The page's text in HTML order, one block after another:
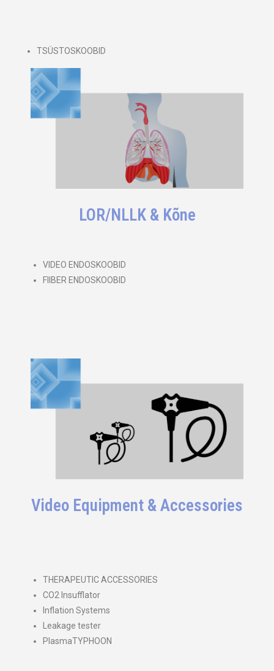
TSÜSTOSKOOBID
LOR/NLLK & Kõne
VIDEO ENDOSKOOBID
FIIBER ENDOSKOOBID
Video Equipment & Accessories
THERAPEUTIC ACCESSORIES
CO2 Insufflator
Inflation Systems
Leakage tester
PlasmaTYPHOON